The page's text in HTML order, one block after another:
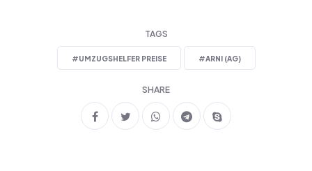
TAGS
#UMZUGSHELFER PREISE #ARNI (AG)
SHARE